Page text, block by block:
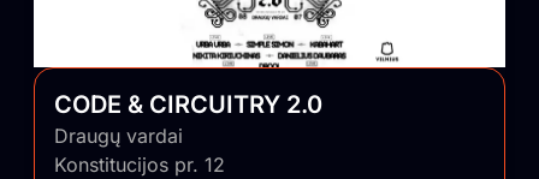
CODE & CIRCUITRY 2.0
Draugų vardai
Konstitucijos pr. 12